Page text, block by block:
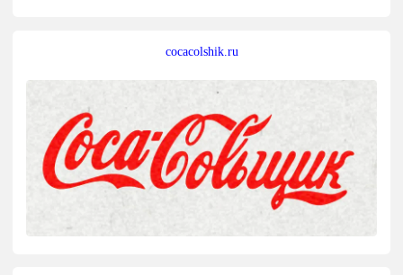
cocacolshik.ru